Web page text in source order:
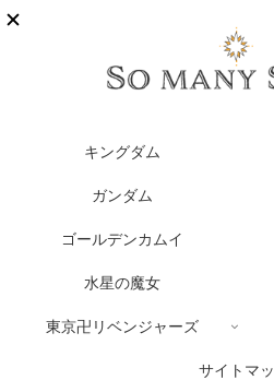
キングダム
ガンダム
ゴールデンカムイ
水星の魔女
東京卍リベンジャーズ
サイトマ